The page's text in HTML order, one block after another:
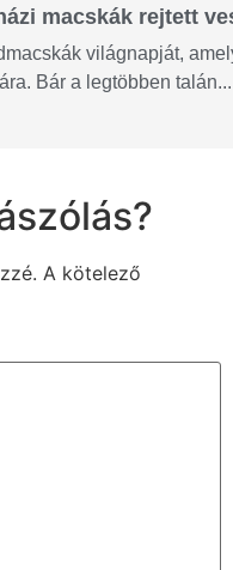
macskák rejtett
világnapját,
Bár a legtöbben talán...
A kötelező